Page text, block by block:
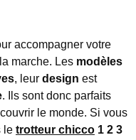
accompagner votre
marche. Les modèles
, leur design est
. Ils sont donc parfaits
le monde. Si vous
le trotteur chicco 1 2 3